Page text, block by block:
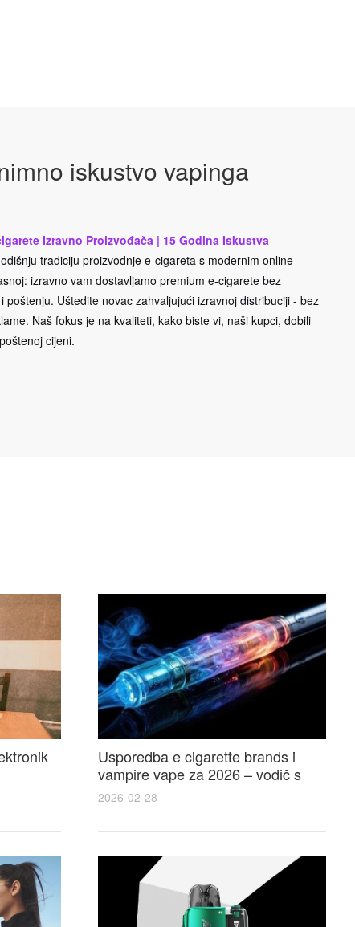
iskustvo vapinga
Izravno Proizvođača | 15 Godina Iskustva
tradiciju proizvodnje e-cigareta s modernim online
izravno vam dostavljamo premium e-cigarete bez
poštenju. Uštedite novac zahvaljujući izravnoj distribuciji - bez
Naš fokus je na kvaliteti, kako biste vi, naši kupci, dobili
cijeni.
Usporedba e cigarette brands i
vampire vape za 2026 – vodič s
recenzijama, okusima i najboljim
ponudama
2026-02-28